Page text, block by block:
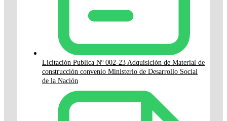
Licitación Publica Nº 002-23 Adquisición de Material de
construcción convenio Ministerio de Desarrollo Social
de la Nación